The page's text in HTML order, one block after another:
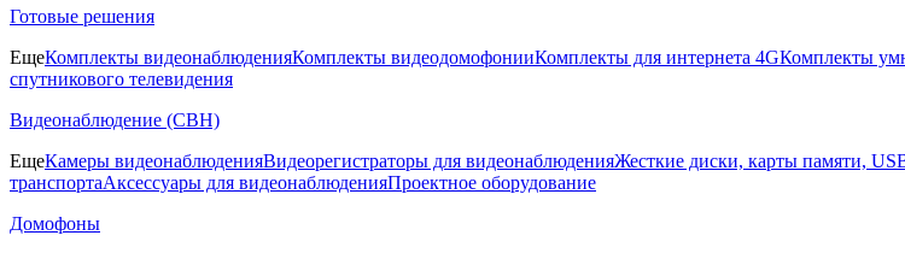
Готовые решения
ЕщеКомплекты видеонаблюденияКомплекты видеодомофонииКомплекты для интернета 4GКомплекты
спутникового телевидения
Видеонаблюдение (СВН)
ЕщеКамеры видеонаблюденияВидеорегистраторы для видеонаблюденияЖесткие диски, карты памяти,
транспортаАксессуары для видеонаблюденияПроектное оборудование
Домофоны